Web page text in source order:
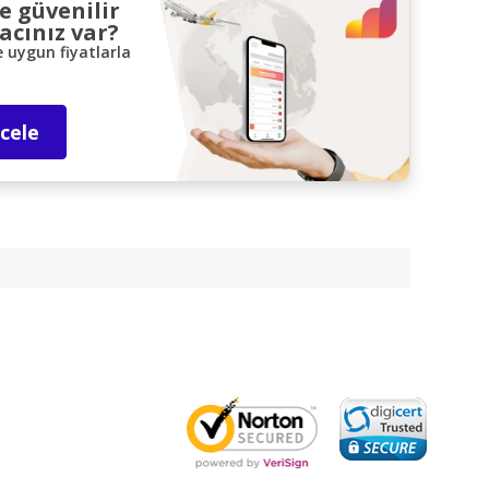
güvenilir
var?
uygun fiyatlarla